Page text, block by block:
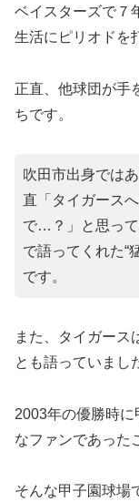
ベイスターズで７
生活にピリオドを
正直、他球団が手
ちです。
吹田市出身では
直「タイガース
で…？」と思っ
で語ってくれた“
です。
また、タイガース
とも語っていまし
2003年の優勝時
なファンであった
そんな甲子園球場